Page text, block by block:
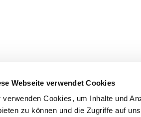
Webseite verwendet Cookies
verwenden Cookies, um Inhalte und
zu können und die Zugriffe auf